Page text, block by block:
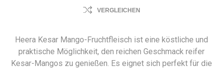
VERGLEICHEN
Heera Kesar Mango-Fruchtfleisch ist eine köstliche und
praktische Möglichkeit, den reichen Geschmack reifer
Kesar-Mangos zu genießen. Es eignet sich perfekt für die